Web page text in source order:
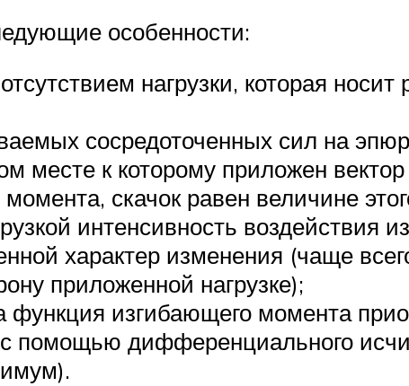
особенности:
нагрузки, которая
сосредоточенных сил на
месте к которому приложен
скачок равен величине
интенсивность воздействия
характер изменения (чаще
приложенной нагрузке);
функция изгибающего момента
помощью дифференциального